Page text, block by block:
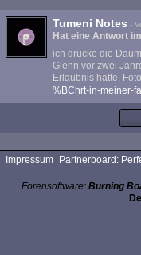
Tumeni Notes -
Hat eine Antwort
ich drücke die
Glenn vor zwei
Erlaubnis hatte,
%BChrt-in-meiner-
Impressum Partnerboard:
Forensoftware: Burning